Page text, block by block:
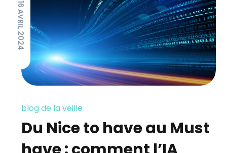
16 AVRIL 2024
blog de la veille
Du Nice to have au Must